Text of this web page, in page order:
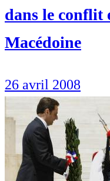
dans le conflit
Macédoine
26 avril 2008